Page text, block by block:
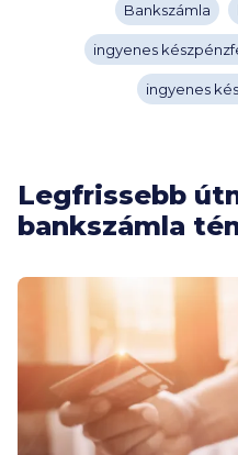
Bankszámla
ingyenes
ingyenes
Legfrissebb
bankszámla